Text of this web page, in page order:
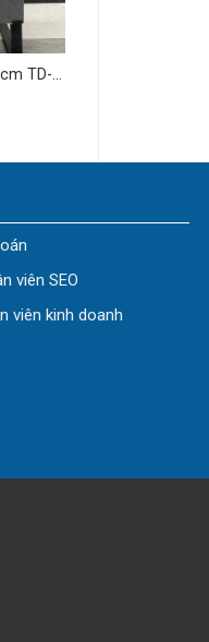
TD-
viên SEO
viên kinh doanh